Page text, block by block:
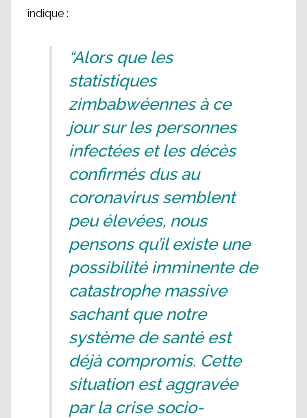
indique :
“Alors que les
statistiques
zimbabwéennes à ce
jour sur les personnes
infectées et les décès
confirmés dus au
coronavirus semblent
peu élevées, nous
pensons qu’il existe une
possibilité imminente de
catastrophe massive
sachant que notre
système de santé est
déjà compromis. Cette
situation est aggravée
par la crise socio-